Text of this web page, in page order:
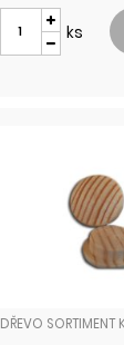
ks
DŘEVO SORTIMENT